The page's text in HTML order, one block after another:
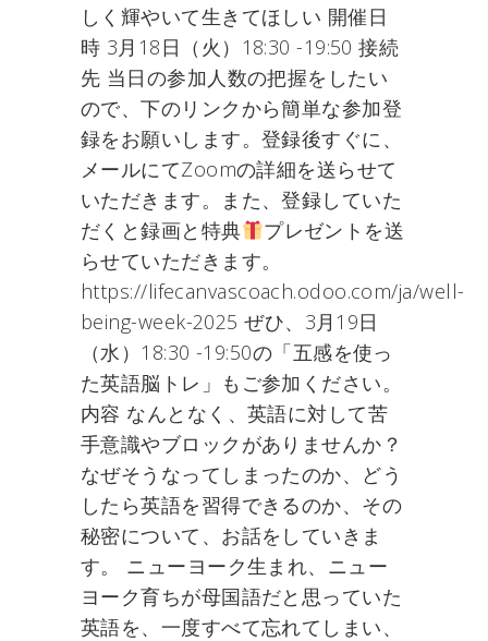
しく輝やいて生きてほしい 開催日
時 3月18日（火）18:30 -19:50 接続
先 当日の参加人数の把握をしたい
ので、下のリンクから簡単な参加登
録をお願いします。登録後すぐに、
メールにてZoomの詳細を送らせて
いただきます。また、登録していた
だくと録画と特典
プレゼントを送
らせていただきます。
https://lifecanvascoach.odoo.com/ja/well-
being-week-2025 ぜひ、3月19日
（水）18:30 -19:50の「五感を使っ
た英語脳トレ」もご参加ください。
内容 なんとなく、英語に対して苦
手意識やブロックがありませんか？
なぜそうなってしまったのか、どう
したら英語を習得できるのか、その
秘密について、お話をしていきま
す。 ニューヨーク生まれ、ニュー
ヨーク育ちが母国語だと思っていた
英語を、一度すべて忘れてしまい、